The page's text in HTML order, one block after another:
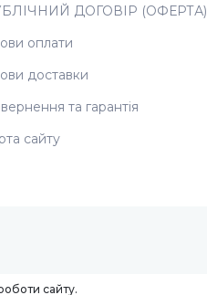
ДОГОВІР (ОФЕРТА)
оплати
доставки
та гарантія
сайту
сайту.